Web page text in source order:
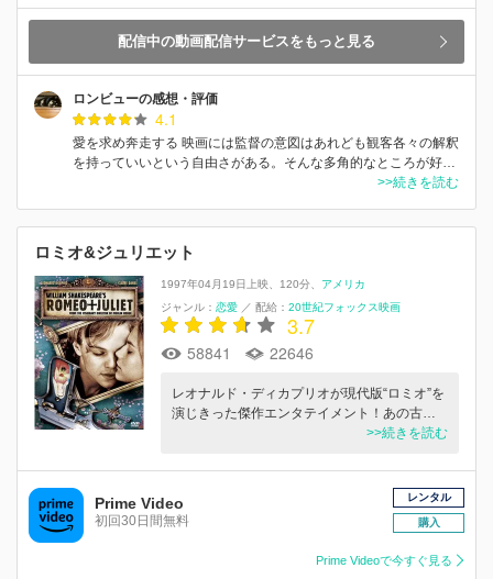
配信中の動画配信サービスをもっと見る
ロンビューの感想・評価
4.1
愛を求め奔走する 映画には監督の意図はあれども観客各々の解釈
を持っていいという自由さがある。そんな多角的なところが好…
>>続きを読む
ロミオ&ジュリエット
1997年04月19日上映 120分
アメリカ
ジャンル： 恋愛 ／ 配給： 20世紀フォックス映画
3.7
58841 22646
レオナルド・ディカプリオが現代版“ロミオ”を
演じきった傑作エンタテイメント！あの古…
>>続きを読む
Prime Video
初回30日間無料
レンタル
購入
Prime Videoで今すぐ見る